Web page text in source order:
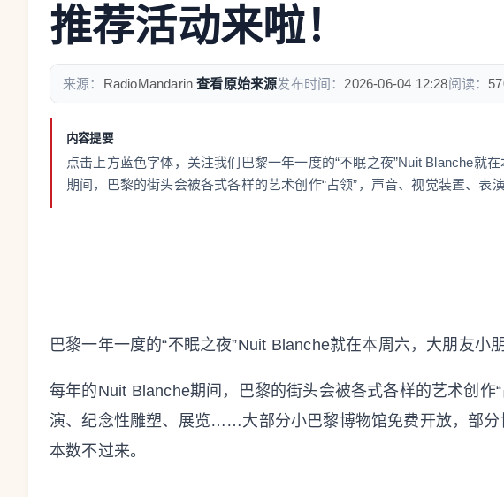
推荐活动来啦！
来源： RadioMandarin 查看原始来源发布时间： 2026-06-04 12:28阅读：
内容提要
点击上方蓝色字体，关注我们巴黎一年一度的“不眠之夜”Nuit Blanche就
期间，巴黎的街头会被各式各样的艺术创作“占领”，声音、视觉装置、
巴黎一年一度的“不眠之夜”Nuit Blanche就在本周六，大朋友小
每年的Nuit Blanche期间，巴黎的街头会被各式各样的艺术创作
演、纪念性雕塑、展览……大部分小巴黎博物馆免费开放，部分
本数不过来。